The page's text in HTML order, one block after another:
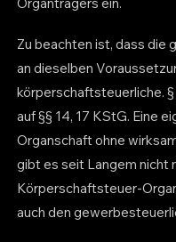
Zu beachten ist, dass die
an dieselben
körperschaftsteuerliche.
auf §§ 14, 17 KStG. Eine
Organschaft ohne
gibt es seit Langem nicht
Körperschaftsteuer-
auch den